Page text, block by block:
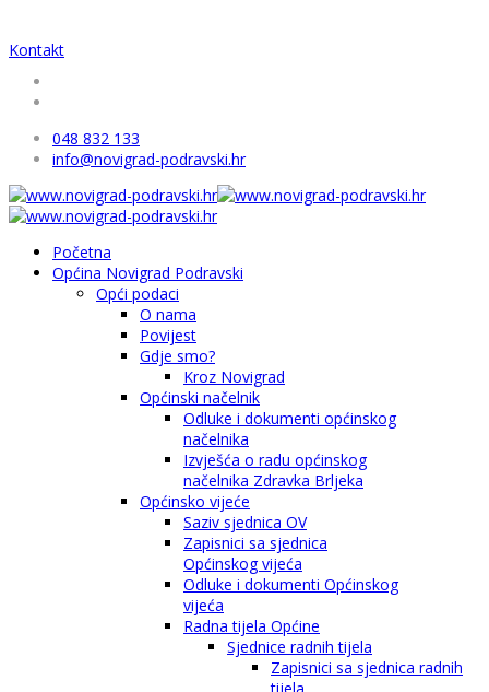
Kontakt
048 832 133
info@novigrad-podravski.hr
Početna
Općina Novigrad Podravski
Opći podaci
O nama
Povijest
Gdje smo?
Kroz Novigrad
Općinski načelnik
Odluke i dokumenti općinskog
načelnika
Izvješća o radu općinskog
načelnika Zdravka Brljeka
Općinsko vijeće
Saziv sjednica OV
Zapisnici sa sjednica
Općinskog vijeća
Odluke i dokumenti Općinskog
vijeća
Radna tijela Općine
Sjednice radnih tijela
Zapisnici sa sjednica radnih